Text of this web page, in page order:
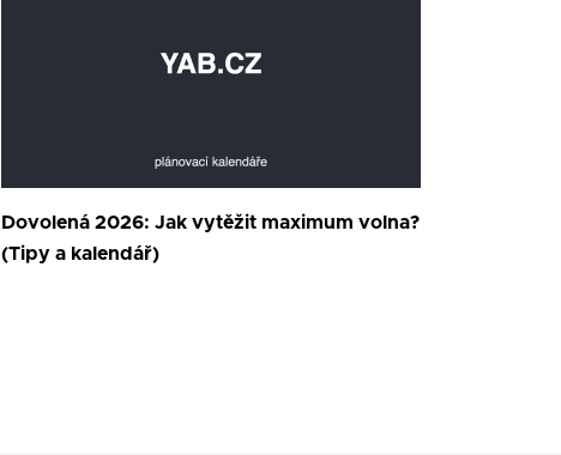
Dovolená 2026: Jak vytěžit maximum volna?
(Tipy a kalendář)